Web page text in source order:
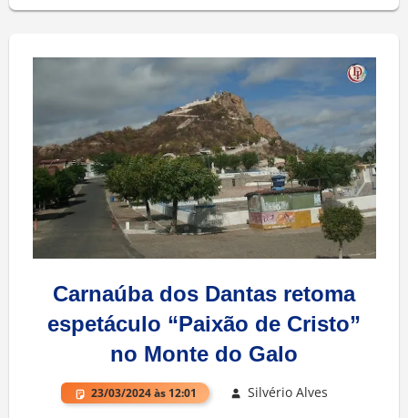
Carnaúba dos Dantas retoma
espetáculo “Paixão de Cristo”
no Monte do Galo
23/03/2024 às 12:01 Silvério Alves